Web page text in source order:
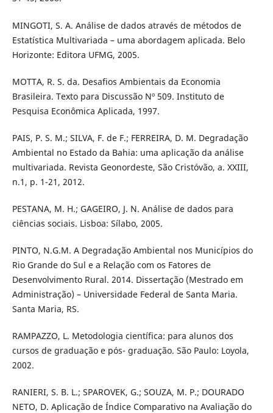
MINGOTI, S. A. Análise de dados através de métodos de
Estatística Multivariada – uma abordagem aplicada. Belo
Horizonte: Editora UFMG, 2005.
MOTTA, R. S. da. Desafios Ambientais da Economia
Brasileira. Texto para Discussão Nº 509. Instituto de
Pesquisa Econômica Aplicada, 1997.
PAIS, P. S. M.; SILVA, F. de F.; FERREIRA, D. M. Degradação
Ambiental no Estado da Bahia: uma aplicação da análise
multivariada. Revista Geonordeste, São Cristóvão, a. XXIII,
n.1, p. 1-21, 2012.
PESTANA, M. H.; GAGEIRO, J. N. Análise de dados para
ciências sociais. Lisboa: Sílabo, 2005.
PINTO, N.G.M. A Degradação Ambiental nos Municípios do
Rio Grande do Sul e a Relação com os Fatores de
Desenvolvimento Rural. 2014. Dissertação (Mestrado em
Administração) – Universidade Federal de Santa Maria.
Santa Maria, RS.
RAMPAZZO, L. Metodologia científica: para alunos dos
cursos de graduação e pós- graduação. São Paulo: Loyola,
2002.
RANIERI, S. B. L.; SPAROVEK, G.; SOUZA, M. P.; DOURADO
NETO, D. Aplicação de Índice Comparativo na Avaliação do